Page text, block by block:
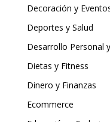
Decoración y
Deportes y Salud
Desarrollo Personal
Dietas y Fitness
Dinero y Finanzas
Ecommerce